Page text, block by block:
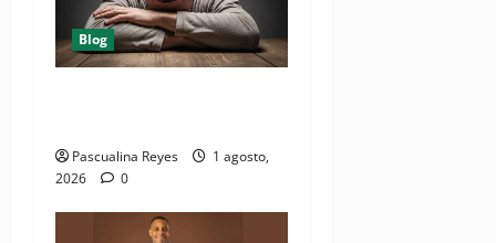
Blog
Pascualina Reyes
1 agosto,
2026
0